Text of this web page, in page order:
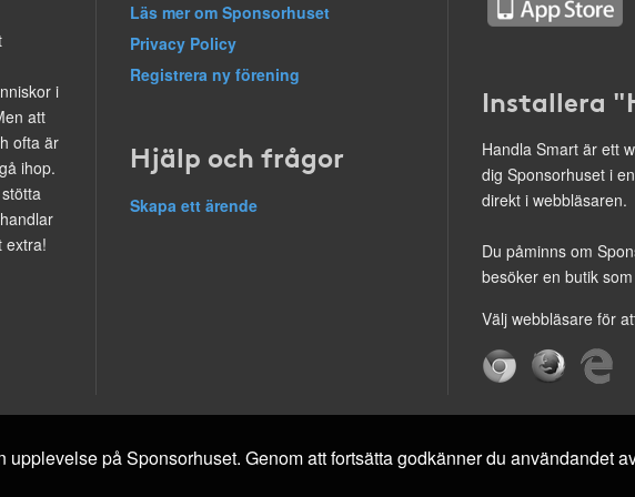
i
att
ofta är
ihop.
extra!
Läs mer om Sponsorhuset
Privacy Policy
Registrera ny förening
Hjälp och frågor
Skapa ett ärende
Installera
Handla Smart är ett
dig Sponsorhuset i
direkt i webbläsaren.
Du påminns om
besöker en butik
Välj webbläsare för
upplevelse på Sponsorhuset. Genom att fortsätta godkänner du användandet